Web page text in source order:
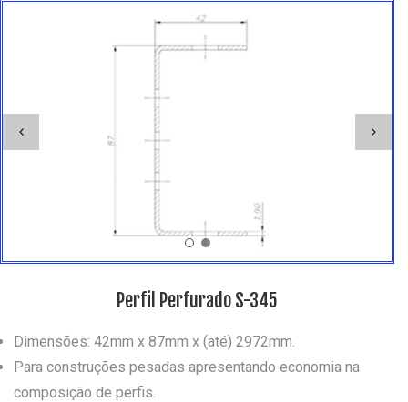
Perfil Perfurado S-345
Dimensões: 42mm x 87mm x (até) 2972mm.
Para construções pesadas apresentando economia na
composição de perfis.